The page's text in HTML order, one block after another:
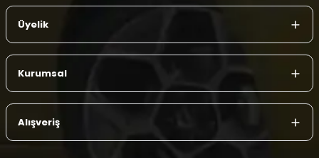
Üyelik
Kurumsal
Alışveriş